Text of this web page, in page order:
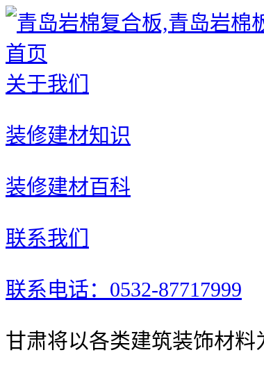
首页
关于我们
装修建材知识
装修建材百科
联系我们
联系电话：0532-87717999
甘肃将以各类建筑装饰材